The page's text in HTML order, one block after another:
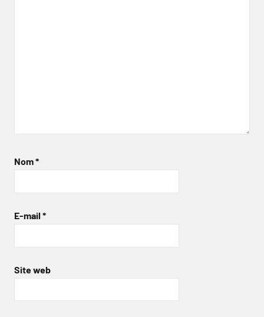
Nom*
E-mail *
Site web